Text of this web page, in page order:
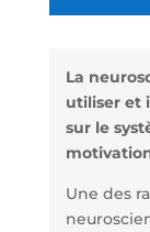
La
utiliser et
sur le
Une des